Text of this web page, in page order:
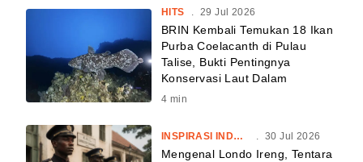
HITS . 29 Jul 2026
BRIN Kembali Temukan 18 Ikan
Purba Coelacanth di Pulau
Talise, Bukti Pentingnya
Konservasi Laut Dalam
4 min
INSPIRASI INDONESIA . 30 Jul 2026
Mengenal Londo Ireng, Tentara